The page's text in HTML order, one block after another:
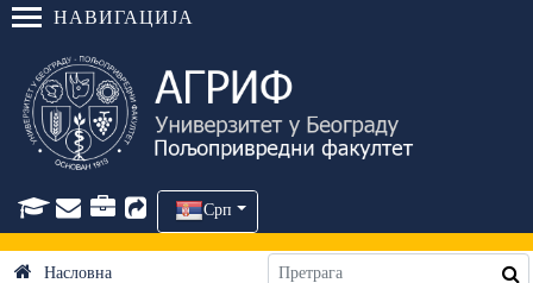
НАВИГАЦИЈА
Срп
Насловна